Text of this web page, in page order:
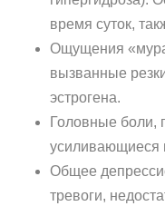
время суток,
Ощущения
вызванные
эстрогена.
Головные боли,
усиливающиеся
Общее
тревоги,